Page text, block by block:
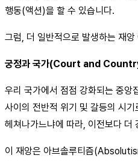
행동(액션)을 할 수 있습니다.
그럼, 더 일반적으로 발생하는 재
궁정과 국가(Court and
우리 국가에서 점점 강화되는 중앙
사이의 전반적 위기 및 갈등의 시
헤쳐나가느냐에 따라, 이전보다 더
이 재앙은 아브솔루티즘